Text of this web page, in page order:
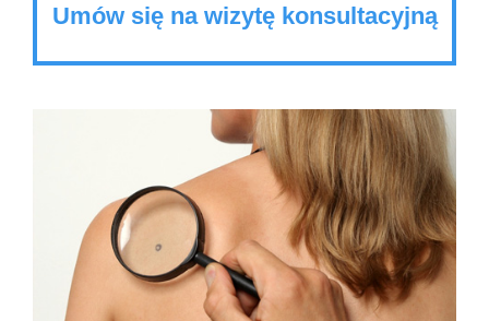
Umów się na wizytę konsultacyjną